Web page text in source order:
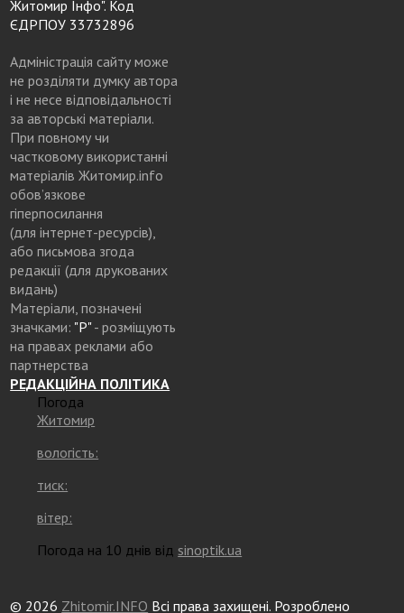
Житомир Інфо". Код
ЄДРПОУ 33732896
Адміністрація сайту може
не розділяти думку автора
і не несе відповідальності
за авторські матеріали.
При повному чи
частковому використанні
матеріалів Житомир.info
обов’язкове
гіперпосилання
(для інтернет-ресурсів),
або письмова згода
редакції (для друкованих
видань)
Матеріали, позначені
значками: "Р"- розміщують
на правах реклами або
партнерства
РЕДАКЦІЙНА ПОЛІТИКА
Погода
Житомир
вологість:
тиск:
вітер:
Погода на 10 днів від sinoptik.ua
© 2026 Zhitomir.INFO Всі права захищені. Розроблено